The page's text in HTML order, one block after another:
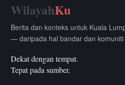
WilayahKu
Berita dan konteks untuk Kuala
— daripada hal bandar dan
Dekat dengan tempat.
Tepat pada sumber.